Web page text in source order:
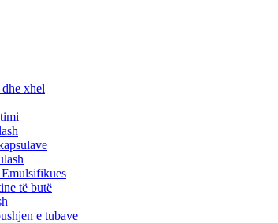
xhel
Emulsifikues
të butë
e tubave